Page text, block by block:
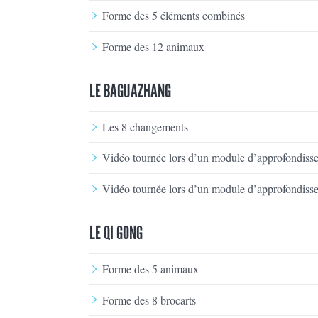
Forme des 5 éléments combinés
Forme des 12 animaux
LE BAGUAZHANG
Les 8 changements
Vidéo tournée lors d’un module
Vidéo tournée lors d’un module
LE QI GONG
Forme des 5 animaux
Forme des 8 brocarts